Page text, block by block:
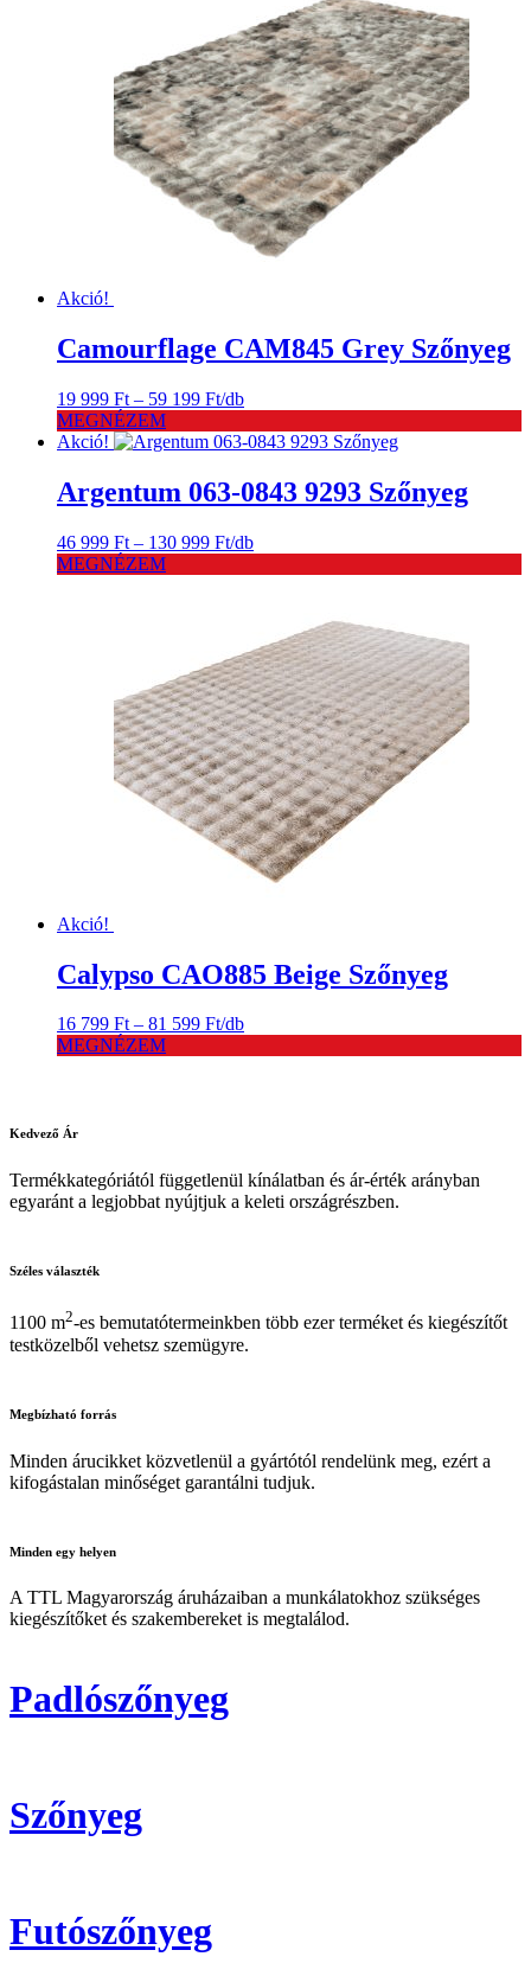
Akció!
Camourflage CAM845 Grey Szőnyeg
19 999 Ft – 59 199 FtÁrtartomány:
999 Ft
59
199 Ft
/db
MEGNÉZEM
Akció!
Argentum 063-0843 9293 Szőnyeg
46 999 Ft – 130 999 FtÁrtartomány:
999 Ft
/db
MEGNÉZEM
Akció!
Calypso CAO885 Beige Szőnyeg
16 799 Ft – 81 599 FtÁrtartomány:
/db
MEGNÉZEM
Kedvező Ár
Termékkategóriától függetlenül kínálatban és ár-érték arányban
egyaránt a legjobbat nyújtjuk a keleti országrészben.
Széles választék
1100 m2-es bemutatótermeinkben több ezer terméket és kiegészítőt
testközelből vehetsz szemügyre.
Megbízható forrás
Minden árucikket közvetlenül a gyártótól rendelünk meg, ezért a
kifogástalan minőséget garantálni tudjuk.
Minden egy helyen
A TTL Magyarország áruházaiban a munkálatokhoz szükséges
kiegészítőket és szakembereket is megtalálod.
Padlószőnyeg
Szőnyeg
Futószőnyeg